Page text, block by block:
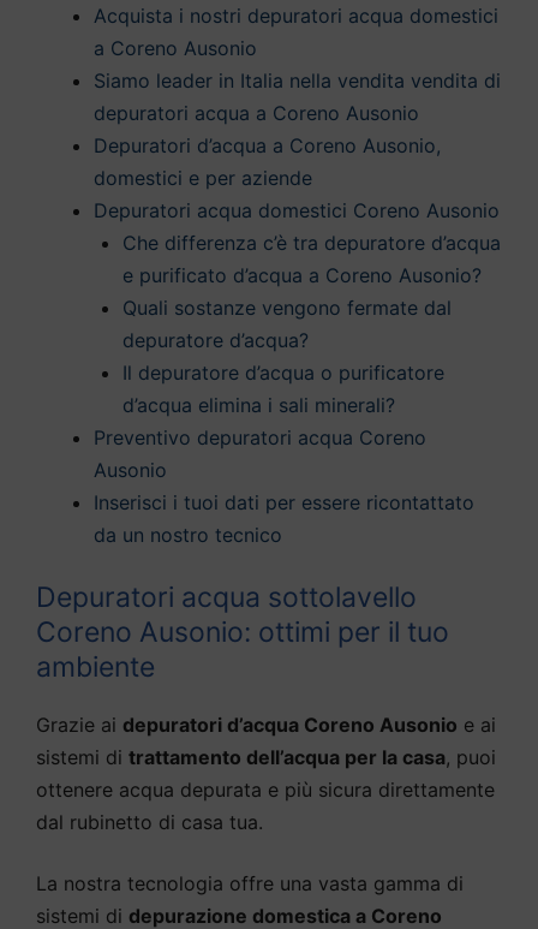
Acquista i nostri depuratori acqua domestici
a Coreno Ausonio
Siamo leader in Italia nella vendita vendita di
depuratori acqua a Coreno Ausonio
Depuratori d’acqua a Coreno Ausonio,
domestici e per aziende
Depuratori acqua domestici Coreno Ausonio
Che differenza c’è tra depuratore d’acqua
e purificato d’acqua a Coreno Ausonio?
Quali sostanze vengono fermate dal
depuratore d’acqua?
Il depuratore d’acqua o purificatore
d’acqua elimina i sali minerali?
Preventivo depuratori acqua Coreno
Ausonio
Inserisci i tuoi dati per essere ricontattato
da un nostro tecnico
Depuratori acqua sottolavello
Coreno Ausonio: ottimi per il tuo
ambiente
Grazie ai depuratori d’acqua Coreno Ausonio e ai
sistemi di trattamento dell’acqua per la casa, puoi
ottenere acqua depurata e più sicura direttamente
dal rubinetto di casa tua.
La nostra tecnologia offre una vasta gamma di
sistemi di depurazione domestica a Coreno